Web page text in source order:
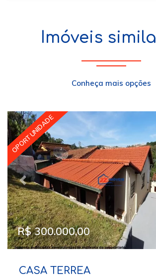
Imóveis
Conheça mais opções
Previous
OPORTUNIDADE
R$ 300.000,00
CASA TERREA